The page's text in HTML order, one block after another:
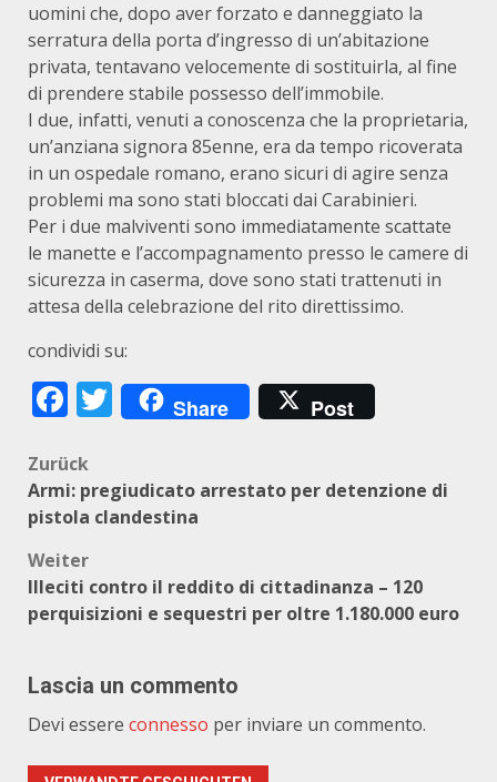
uomini che, dopo aver forzato e danneggiato la
serratura della porta d’ingresso di un’abitazione
privata, tentavano velocemente di sostituirla, al fine
di prendere stabile possesso dell’immobile.
I due, infatti, venuti a conoscenza che la proprietaria,
un’anziana signora 85enne, era da tempo ricoverata
in un ospedale romano, erano sicuri di agire senza
problemi ma sono stati bloccati dai Carabinieri.
Per i due malviventi sono immediatamente scattate
le manette e l’accompagnamento presso le camere di
sicurezza in caserma, dove sono stati trattenuti in
attesa della celebrazione del rito direttissimo.
condividi su:
Facebook
Twitter
Share Post
Beitragsnavigation
Zurück
Armi: pregiudicato arrestato per detenzione di
pistola clandestina
Weiter
Illeciti contro il reddito di cittadinanza – 120
perquisizioni e sequestri per oltre 1.180.000 euro
Lascia un commento
Devi essere connesso per inviare un commento.